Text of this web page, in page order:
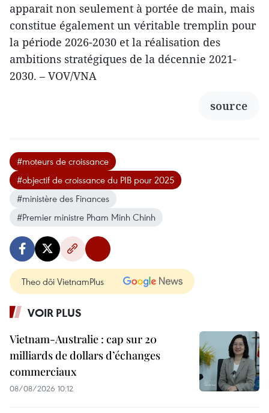
apparait non seulement à portée de main, mais
constitue également un véritable tremplin pour
la période 2026-2030 et la réalisation des
ambitions stratégiques de la décennie 2021-
2030. – VOV/VNA
source
#moteurs de croissance
#objectif de croissance du PIB pour 2025
#ministère des Finances
#Premier ministre Pham Minh Chinh
Theo dõi VietnamPlus
VOIR PLUS
Vietnam-Australie : cap sur 20
milliards de dollars d’échanges
commerciaux
08/08/2026 10:12